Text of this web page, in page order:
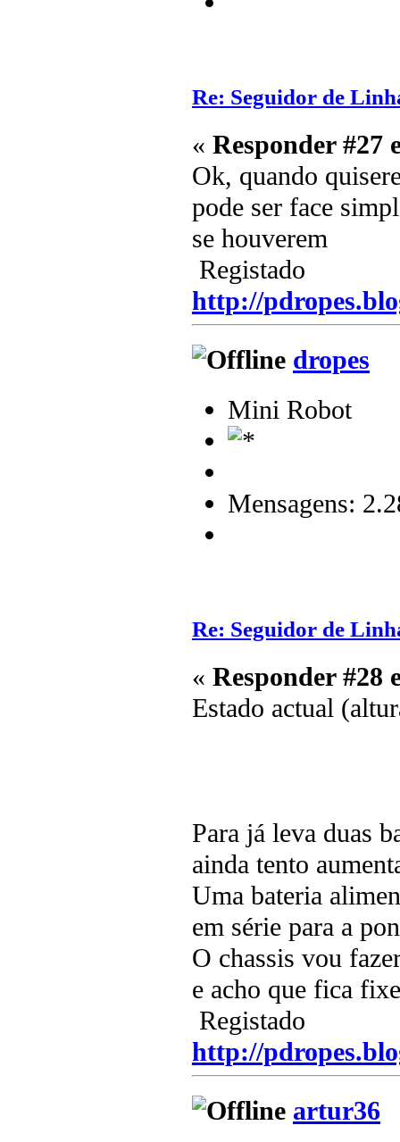
Re: Seguidor de
« Responder #27
Ok, quando
pode ser face
se houverem
Registado
http://
dropes
Mini Robot
Mensagens:
Re: Seguidor de
« Responder #28
Estado actual
Para já leva duas
ainda tento
Uma bateria
em série para a
O chassis vou
e acho que fica
Registado
http://
artur36